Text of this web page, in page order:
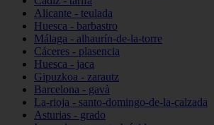
Alicante - teulada
Huesca - barbastro
Málaga - alhaurín-de-la-torre
Cáceres - plasencia
Huesca - jaca
Gipuzkoa - zarautz
Barcelona - gavà
La-rioja - santo-domingo-de-la-calzada
Asturias - grado